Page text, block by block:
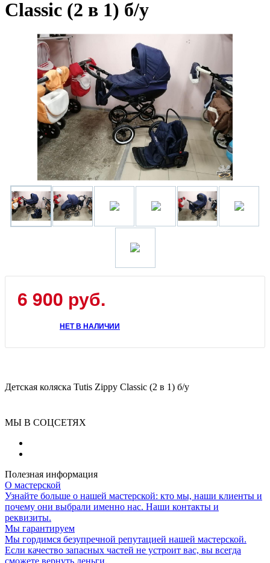
Classic (2 в 1) б/у
6 900 руб.
НЕТ В НАЛИЧИИ
Детская коляска Tutis Zippy Classic (2 в 1) б/у
МЫ В СОЦСЕТЯХ
Полезная информация
О мастерской
Узнайте больше о нашей мастерской: кто мы, наши клиенты и
почему они выбрали именно нас. Наши контакты и
реквизиты.
Мы гарантируем
Мы гордимся безупречной репутацией нашей мастерской.
Если качество запасных частей не устроит вас, вы всегда
сможете вернуть деньги.